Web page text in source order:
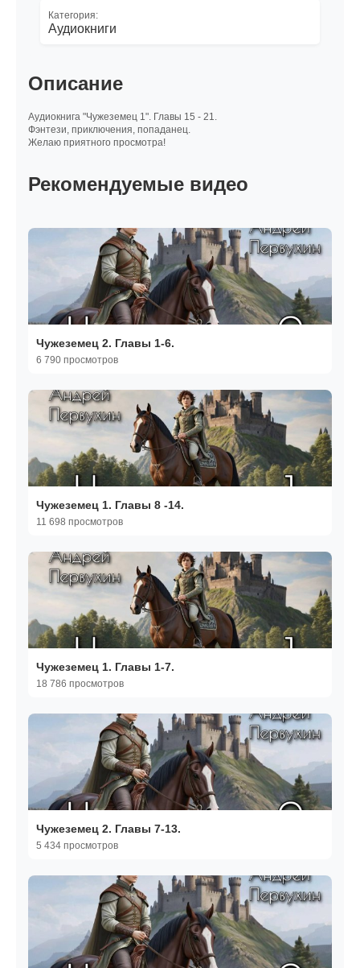
Категория:
Аудиокниги
Описание
Аудиокнига "Чужеземец 1". Главы 15 - 21.
Фэнтези, приключения, попаданец.
Желаю приятного просмотра!
Рекомендуемые видео
Чужеземец 2. Главы 1-6.
6 790 просмотров
Чужеземец 1. Главы 8 -14.
11 698 просмотров
Чужеземец 1. Главы 1-7.
18 786 просмотров
Чужеземец 2. Главы 7-13.
5 434 просмотров